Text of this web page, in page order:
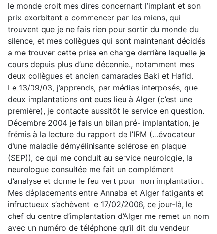
le monde croit mes dires concernant l’implant et son
prix exorbitant a commencer par les miens, qui
trouvent que je ne fais rien pour sortir du monde du
silence, et mes collègues qui sont maintenant décidés
a me trouver cette prise en charge derrière laquelle je
cours depuis plus d’une décennie., notamment mes
deux collègues et ancien camarades Baki et Hafid.
Le 13/09/03, j’apprends, par médias interposés, que
deux implantations ont eues lieu à Alger (c’est une
première), je contacte aussitôt le service en question.
Décembre 2004 je fais un bilan pré- implantation, je
frémis à la lecture du rapport de l’IRM (…évocateur
d’une maladie démyélinisante sclérose en plaque
(SEP)), ce qui me conduit au service neurologie, la
neurologue consultée me fait un complément
d’analyse et donne le feu vert pour mon implantation.
Mes déplacements entre Annaba et Alger fatigants et
infructueux s’achèvent le 17/02/2006, ce jour-là, le
chef du centre d’implantation d’Alger me remet un nom
avec un numéro de téléphone qu’il dit du vendeur